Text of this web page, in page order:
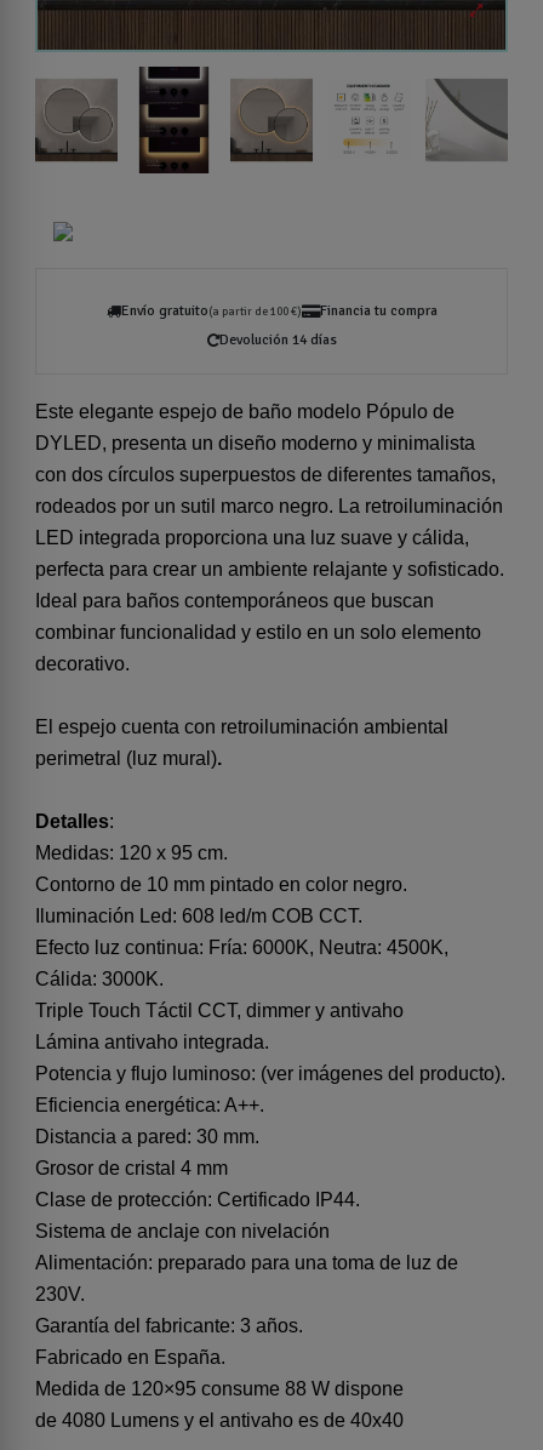
Envío gratuito(a partir de 100 €)
Financia tu compra
Devolución 14 días
Este elegante espejo de baño modelo Pópulo de
DYLED, presenta un diseño moderno y minimalista
con dos círculos superpuestos de diferentes tamaños,
rodeados por un sutil marco negro. La retroiluminación
LED integrada proporciona una luz suave y cálida,
perfecta para crear un ambiente relajante y sofisticado.
Ideal para baños contemporáneos que buscan
combinar funcionalidad y estilo en un solo elemento
decorativo.
El espejo cuenta con retroiluminación ambiental
perimetral (luz mural).
Detalles:
Medidas: 120 x 95 cm.
Contorno de 10 mm pintado en color negro.
Iluminación Led: 608 led/m COB CCT.
Efecto luz continua: Fría: 6000K, Neutra: 4500K,
Cálida: 3000K.
Triple Touch Táctil CCT, dimmer y antivaho
Lámina antivaho integrada.
Potencia y flujo luminoso: (ver imágenes del producto).
Eficiencia energética: A++.
Distancia a pared: 30 mm.
Grosor de cristal 4 mm
Clase de protección: Certificado IP44.
Sistema de anclaje con nivelación
Alimentación: preparado para una toma de luz de
230V.
Garantía del fabricante: 3 años.
Fabricado en España.
Medida de 120×95 consume 88 W dispone
de 4080 Lumens y el antivaho es de 40x40